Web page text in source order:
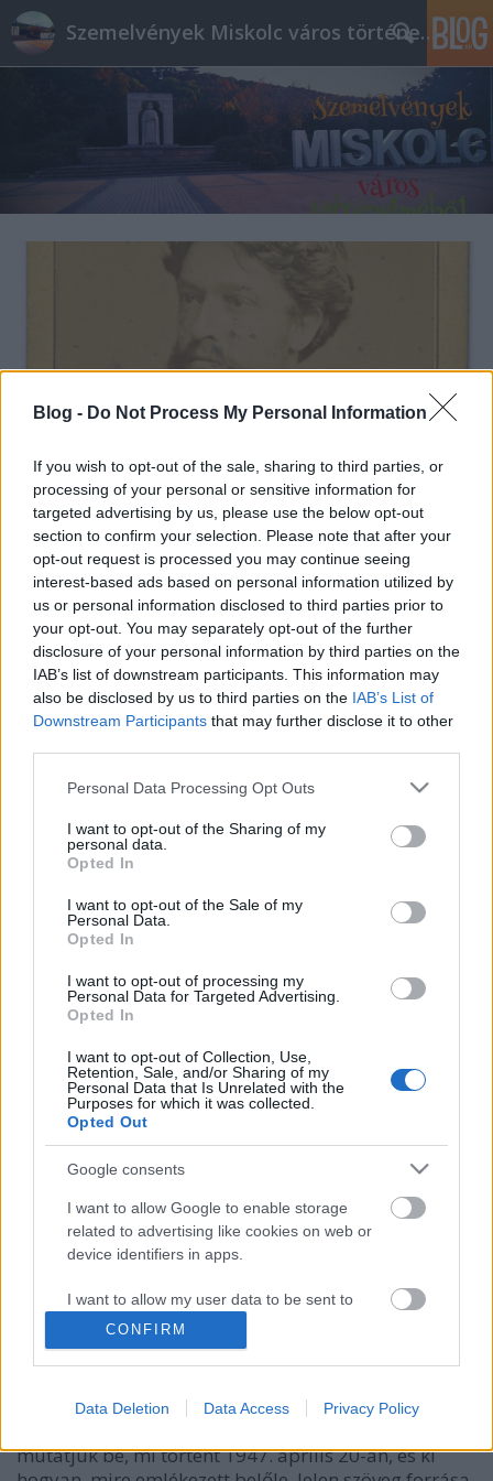
Blog - Do Not Process My Personal Information
If you wish to opt-out of the sale, sharing to third parties, or
processing of your personal or sensitive information for
targeted advertising by us, please use the below opt-out
section to confirm your selection. Please note that after your
opt-out request is processed you may continue seeing
interest-based ads based on personal information utilized by
us or personal information disclosed to third parties prior to
your opt-out. You may separately opt-out of the further
disclosure of your personal information by third parties on the
IAB’s list of downstream participants. This information may
also be disclosed by us to third parties on the IAB’s List of
Downstream Participants that may further disclose it to other
Please note that this website/app uses one or more Google
not limited to your visit or usage behaviour. You may click to
grant or deny consent to Google and its third-party tags to
use your data for below specified purposes in below Google
consent section.
Personal Data Processing Opt Outs
I want to opt-out of the Sharing of my
personal data.
Opted In
I want to opt-out of the Sale of my
Personal Data.
Opted In
I want to opt-out of processing my
Personal Data for Targeted Advertising.
Opted In
I want to opt-out of Collection, Use,
Retention, Sale, and/or Sharing of my
Personal Data that Is Unrelated with the
Purposes for which it was collected.
Opted Out
Google consents
I want to allow Google to enable storage
related to advertising like cookies on web or
device identifiers in apps.
I want to allow my user data to be sent to
Google for online advertising purposes.
I want to allow Google to send me
related to analytics like cookies on web or
CONFIRM
Data Deletion Data Access Privacy Policy
Szemelvények Miskolc város történelméből
Tíz lokálpatrióta zseni, aki Miskolcon
született, élt, s itt alkotott
Reiman Zoltán •2018. április 29.
Egy érdekes kis összeállítást készítettem Miskolcon
született és élt kivételes képességű emberekről.
Olyan keveset tudunk városunk nagyjairól, azokról
akik sokat tettek érte, egész életük során itt
fogadják majd ezt a tíz nagyszerű emberről szóló…
A hentes, a bútor és a három gól -
amikor a Pereces NB1-es volt és
megverte a Ferencvárost
Reiman Zoltán•2018. április 27.
Ottó Múzeum év-könyvében és az antroport.hu web-
mutatjuk be, mi történt 1947. április 20-án, és ki